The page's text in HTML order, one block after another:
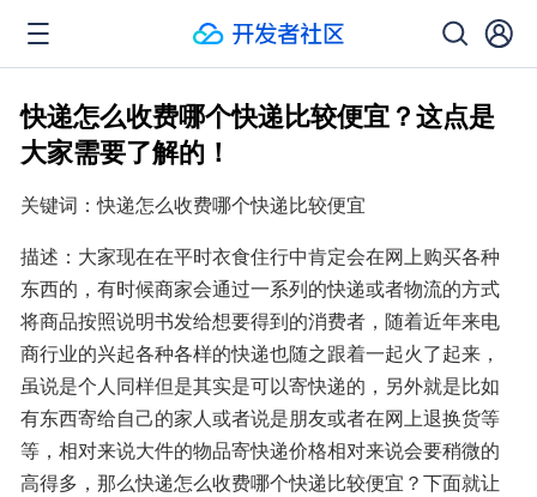
快递怎么收费哪个快递比较便宜？这点是
大家需要了解的！
关键词：快递怎么收费哪个快递比较便宜
描述：大家现在在平时衣食住行中肯定会在网上购买各种
东西的，有时候商家会通过一系列的快递或者物流的方式
将商品按照说明书发给想要得到的消费者，随着近年来电
商行业的兴起各种各样的快递也随之跟着一起火了起来，
虽说是个人同样但是其实是可以寄快递的，另外就是比如
有东西寄给自己的家人或者说是朋友或者在网上退换货等
等，相对来说大件的物品寄快递价格相对来说会要稍微的
高得多，那么快递怎么收费哪个快递比较便宜？下面就让